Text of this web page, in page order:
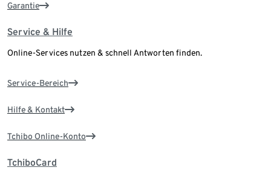
Garantie
Service & Hilfe
Online-Services nutzen & schnell Antworten finden.
Service-Bereich
Hilfe & Kontakt
Tchibo Online-Konto
TchiboCard